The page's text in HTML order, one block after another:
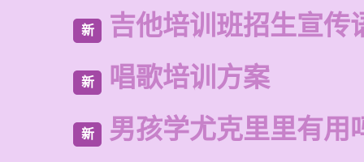
新 吉他培训班招生宣传
新 唱歌培训方案
新 男孩学尤克里里有用